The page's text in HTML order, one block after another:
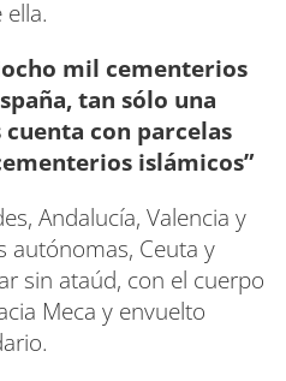
mil cementerios
tan sólo una
con parcelas
islámicos”
Andalucía, Valencia y
autónomas, Ceuta y
sin ataúd, con el cuerpo
Meca y envuelto